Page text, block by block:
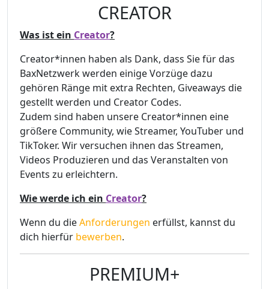
CREATOR
Was ist ein Creator?
Creator*innen haben als Dank, dass Sie für das
BaxNetzwerk werden einige Vorzüge dazu
gehören Ränge mit extra Rechten, Giveaways die
gestellt werden und Creator Codes.
Zudem sind haben unsere Creator*innen eine
größere Community, wie Streamer, YouTuber und
TikToker. Wir versuchen ihnen das Streamen,
Videos Produzieren und das Veranstalten von
Events zu erleichtern.
Wie werde ich ein Creator?
Wenn du dieAnforderungen erfüllst, kannst du
dich hierfür bewerben.
PREMIUM+